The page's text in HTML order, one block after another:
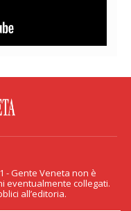
Veneta non è responsabile
Gente Veneta percepisce
- Gente Veneta non è
eventualmente collegati.
all’editoria.